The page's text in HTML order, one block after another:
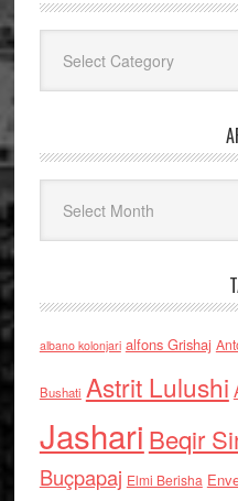
albano kolonjari alfons Grishaj
Bushati Astrit Lulushi
Jashari Beqir
Buçpapaj Elmi Berisha